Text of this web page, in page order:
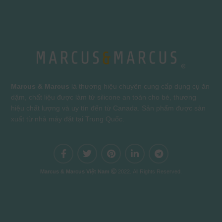
Marcus & Marcus là thương hiệu chuyên cung cấp dụng cụ ăn
dặm, chất liệu được làm từ silicone an toàn cho bé, thương
hiệu chất lượng và uy tín đến từ Canada. Sản phẩm được sản
xuất từ nhà máy đặt tại Trung Quốc.
Marcus & Marcus Việt Nam 2022. All Rights Reserved.